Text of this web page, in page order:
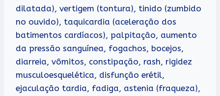
dilatada), vertigem (tontura), tinido (zumbido
no ouvido), taquicardia (aceleração dos
batimentos cardíacos), palpitação, aumento
da pressão sanguínea, fogachos, bocejos,
diarreia, vômitos, constipação, rash, rigidez
musculoesquelética, disfunção erétil,
ejaculação tardia, fadiga, astenia (fraqueza),